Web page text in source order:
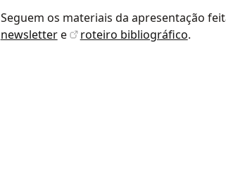
Seguem os materiais da apresentação
newslettere roteiro bibliográfico.